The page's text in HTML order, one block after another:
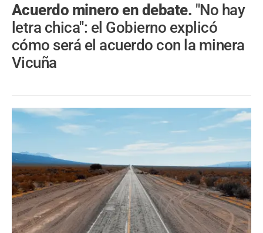
Acuerdo minero en debate. "No hay
letra chica": el Gobierno explicó
cómo será el acuerdo con la minera
Vicuña